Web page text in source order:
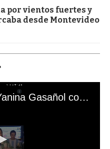
por vientos fuertes y
desde Montevideo
El mal momento de Yanina Gasañol con un hincha argentino en "Subrayado"